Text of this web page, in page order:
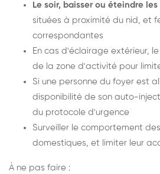
Le soir, baisser ou éteindre
situées à proximité du nid, et
correspondantes
En cas d'éclairage extérieur,
de la zone d'activité pour
Si une personne du foyer est
disponibilité de son auto-
du protocole d'urgence
Surveiller le comportement
domestiques, et limiter leur
À ne pas faire :